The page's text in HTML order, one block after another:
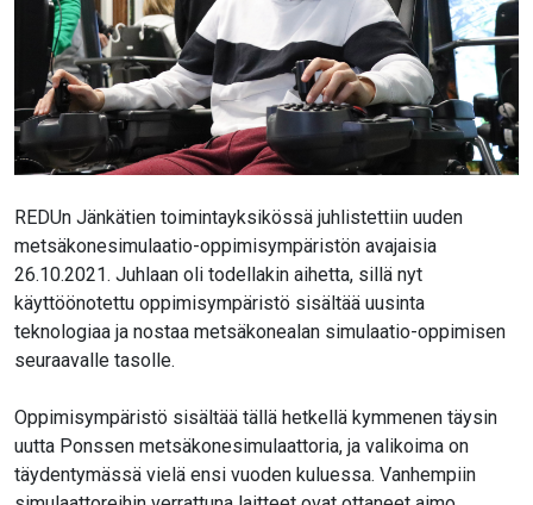
REDUn Jänkätien toimintayksikössä juhlistettiin uuden
metsäkonesimulaatio-oppimisympäristön avajaisia
26.10.2021. Juhlaan oli todellakin aihetta, sillä nyt
käyttöönotettu oppimisympäristö sisältää uusinta
teknologiaa ja nostaa metsäkonealan simulaatio-oppimisen
seuraavalle tasolle.
Oppimisympäristö sisältää tällä hetkellä kymmenen täysin
uutta Ponssen metsäkonesimulaattoria, ja valikoima on
täydentymässä vielä ensi vuoden kuluessa. Vanhempiin